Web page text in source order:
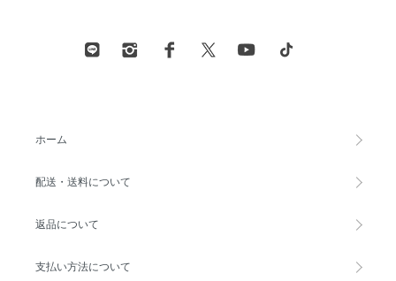
ホーム
配送・送料について
返品について
支払い方法について